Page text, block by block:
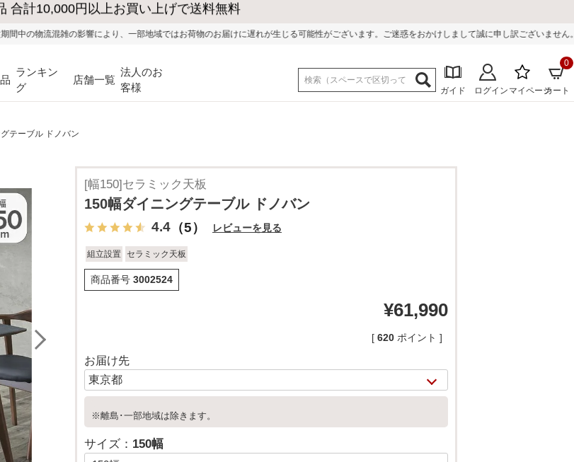
具の送料・設置無料（※当社エリア）
り、一部地域ではお荷物のお届けに遅れが生じる可能性がございます。ご迷惑をおかけしまして誠に申し訳ございません。
ランキン
グ
店舗一覧
法人のお
客様
ガイド ログイン マイページカート
0
テーブル ドノバン
[幅150]セラミック天板
150幅ダイニングテーブル ドノバン
4.4 （5） レビューを見る
組立設置 セラミック天板
商品番号 3002524
¥61,990
[ 620 ポイント ]
お届け先
※離島･一部地域は除きます。
サイズ： 150幅